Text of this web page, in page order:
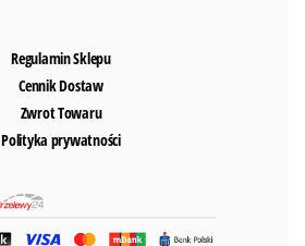
Regulamin Sklepu
Cennik Dostaw
Zwrot Towaru
Polityka prywatności